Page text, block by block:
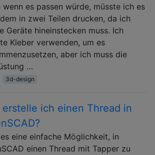
wenn es passen würde, müsste ich es
in zwei Teilen drucken, da ich
Geräte hineinstecken muss. Ich
Kleber verwenden, um es
aber ich muss die
…
3d-design
erstelle ich einen Thread in
eine einfache Möglichkeit, in
einen Thread mit Tapper zu